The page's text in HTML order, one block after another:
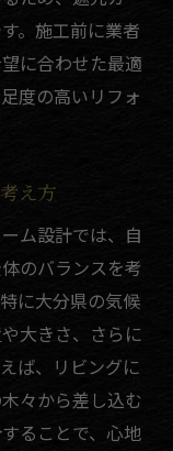
。施工前に業者
に合わせた最適
度の高いリフォ
え方
ム設計では、自
のバランスを考
に大分県の気候
大きさ、さらに
ば、リビングに
々から差し込む
ることで、心地